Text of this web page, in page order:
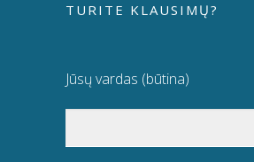
TURITE KLAUSIMŲ?
Jūsų vardas (būtina)